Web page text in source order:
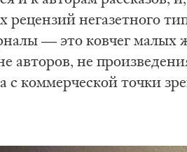
ре­цен­зий не­га­зет­но­го
— это ков­чег
ав­то­ров, не
с ком­мер­че­ской точ­ки